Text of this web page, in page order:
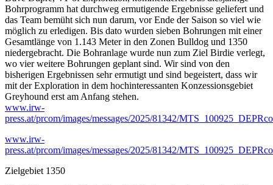
Bohrprogramm hat durchweg ermutigende Ergebnisse geliefert und
das Team bemüht sich nun darum, vor Ende der Saison so viel wie
möglich zu erledigen. Bis dato wurden sieben Bohrungen mit einer
Gesamtlänge von 1.143 Meter in den Zonen Bulldog und 1350
niedergebracht. Die Bohranlage wurde nun zum Ziel Birdie verlegt,
wo vier weitere Bohrungen geplant sind. Wir sind von den
bisherigen Ergebnissen sehr ermutigt und sind begeistert, dass wir
mit der Exploration in dem hochinteressanten Konzessionsgebiet
Greyhound erst am Anfang stehen.
www.irw-
press.at/prcom/images/messages/2025/81342/
www.irw-
press.at/prcom/images/messages/2025/81342/
Zielgebiet 1350